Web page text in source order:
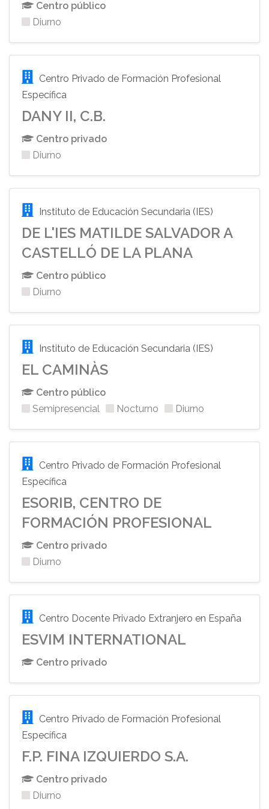
Centro público
Diurno
Centro Privado de Formación Profesional
Específica
DANY II, C.B.
Centro privado
Diurno
Instituto de Educación Secundaria (IES)
DE L'IES MATILDE SALVADOR A
CASTELLÓ DE LA PLANA
Centro público
Diurno
Instituto de Educación Secundaria (IES)
EL CAMINÀS
Centro público
Semipresencial
Nocturno Diurno
Centro Privado de Formación Profesional
Específica
ESORIB, CENTRO DE
FORMACIÓN PROFESIONAL
Centro privado
Diurno
Centro Docente Privado Extranjero en España
ESVIM INTERNATIONAL
Centro privado
Centro Privado de Formación Profesional
Específica
F.P. FINA IZQUIERDO S.A.
Centro privado
Diurno